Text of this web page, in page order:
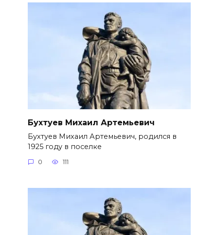
Бухтуев Михаил Артемьевич
Бухтуев Михаил Артемьевич, родился в
1925 году в поселке
0 111